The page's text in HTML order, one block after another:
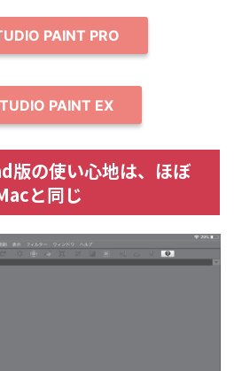
PAINT PRO
PAINT EX
版の使い心地は、ほぼ
と同じ